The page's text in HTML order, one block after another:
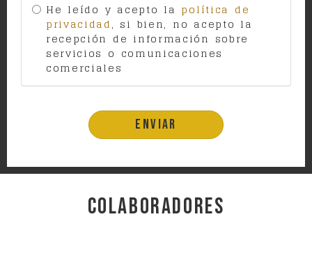
He leído y acepto la política de
privacidad, si bien, no acepto la
recepción de información sobre
servicios o comunicaciones
comerciales
Enviar
Colaboradores